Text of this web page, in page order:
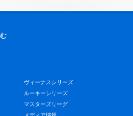
ヴィーナスシリーズ
ルーキーシリーズ
マスターズリーグ